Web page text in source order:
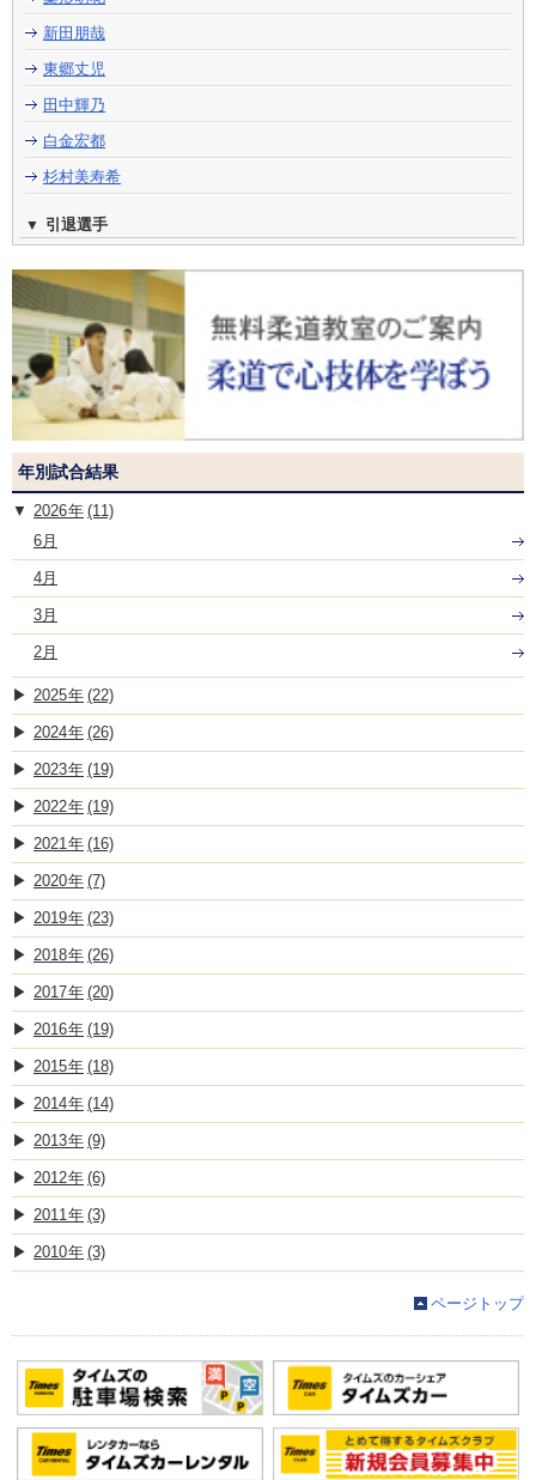
新田朋哉
東郷丈児
田中輝乃
白金宏都
杉村美寿希
引退選手
年別試合結果
2026
(11)
6月
4月
3月
2月
2025 (22)
2024 (26)
2023 (19)
2022 (19)
2021 (16)
2020 (7)
2019 (23)
2018 (26)
2017 (20)
2016 (19)
2015 (18)
2014 (14)
2013 (9)
2012 (6)
2011 (3)
2010 (3)
ページトップ